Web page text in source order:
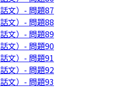
文）- 問題87
文）- 問題88
文）- 問題89
文）- 問題90
文）- 問題91
文）- 問題92
文）- 問題93